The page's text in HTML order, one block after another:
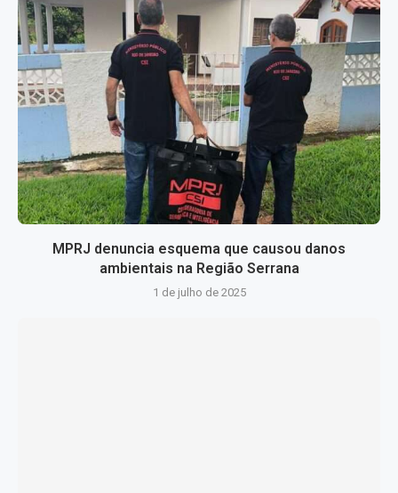
MPRJ denuncia esquema que causou danos
ambientais na Região Serrana
1 de julho de 2025